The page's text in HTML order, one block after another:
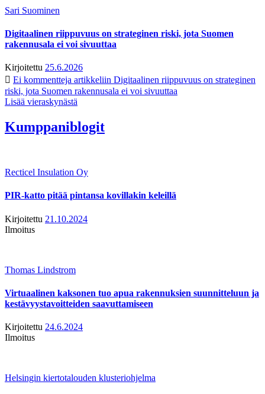
Sari Suominen
Digitaalinen riippuvuus on strateginen riski, jota Suomen
rakennusala ei voi sivuuttaa
Kirjoitettu 25.6.2026
Ei kommentteja artikkeliin Digitaalinen riippuvuus on strateginen
riski, jota Suomen rakennusala ei voi sivuuttaa
Lisää vieraskynästä
Kumppaniblogit
Recticel Insulation Oy
PIR-katto pitää pintansa kovillakin keleillä
Kirjoitettu 21.10.2024
Ilmoitus
Thomas Lindstrom
Virtuaalinen kaksonen tuo apua rakennuksien suunnitteluun ja
kestävyystavoitteiden saavuttamiseen
Kirjoitettu 24.6.2024
Ilmoitus
Helsingin kiertotalouden klusteriohjelma